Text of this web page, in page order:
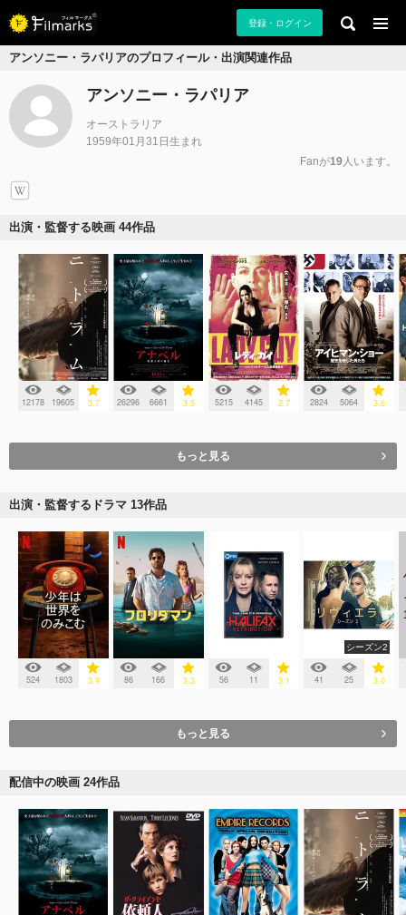
登録・ログイン
アンソニー・ラパリアのプロフィール・出演関連作品
アンソニー・ラパリア
オーストラリア
1959年01月31日生まれ
Fanが19人います。
出演・監督する映画 44作品
12178 19605 3.7 26296 6661 3.5 5215 4145 2.7 2824 5064 3.6
もっと見る
出演・監督するドラマ 13作品
524 1803 3.9 86 166 3.3 56 11 3.1
シーズン2
41 25 3.0
もっと見る
配信中の映画 24作品